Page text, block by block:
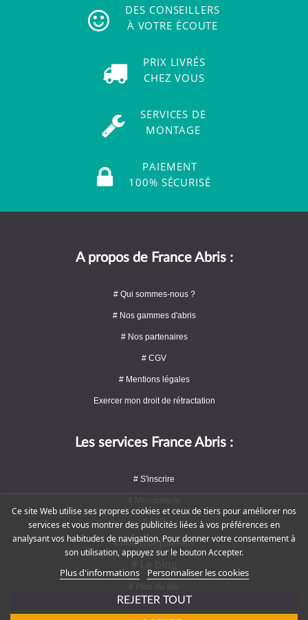
DES CONSEILLERS
À VOTRE ÉCOUTE
PRIX LIVRÉS
CHEZ VOUS
SERVICES DE
MONTAGE
PAIEMENT
100% SÉCURISÉ
A propos de France Abris :
# Qui sommes-nous ?
# Nos gammes d'abris
# Nos partenaires
# CGV
# Mentions légales
Exercer mon droit de rétractation
Les services France Abris :
# S'inscrire
# FAQ
# Modes de paiement
Ce site Web utilise ses propres cookies et ceux de tiers pour améliorer nos
services et vous montrer des publicités liées à vos préférences en
analysant vos habitudes de navigation. Pour donner votre consentement à
son utilisation, appuyez sur le bouton Accepter.
Plus d'informations Personnaliser les cookies
REJETER TOUT